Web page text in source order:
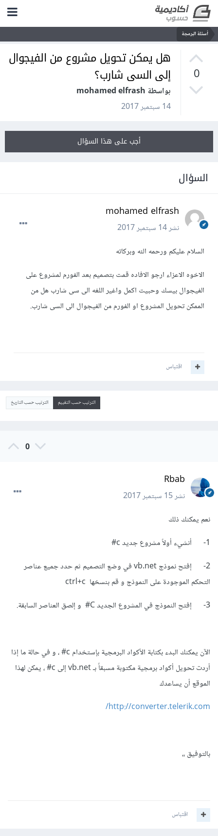
أسئلة البرمجة
0
هل يمكن تحويل مشروع من الفيجوال
إلى السى شارب؟
بواسطة mohamed elfrash
14 سبتمبر 2017
أجب على هذا السؤال
السؤال
mohamed elfrash
نشر14 سبتمبر 2017
السلام عليكم ورحمه الله وبركاته
الاخوه الاعزاء ارجو الافاده قمت بتصميم بعد الفورم لمشروع على
الفيجوال بيسك وحبيت اكمل واغير اللغه الى سى شارب هل من
الممكن تحويل المشروع او الفورم من الفيجوال الى السى شارب.
اقتباس
الترتيب حسب التقييم الترتيب حسب التاريخ
0
Rbab
نشر15 سبتمبر 2017
نعم يمكنك ذلك
1- أنشيء أولاً مشروع جديد c#
2- إفتح نموذج vb.net في وضع التصميم ثم حدد جميع عناصر
التحكم الموجودة على النموذج و قم بنسخها ctrl+c
3- إفتح النموذج في المشروع الجديد C# و إلصق العناصر السابقة.
الآن يمكنك البدء بكتابة الأكواد البرمجية بإستخدام c# ، و في حالة ما إذا
أردت تحويل أكواد برمجية مكتوبة مسبقاً بـ vb.net إلى c# ، يمكن لهذا
الموقع أن يساعدك
http://converter.telerik.com/
بالتوفيق ،،
اقتباس